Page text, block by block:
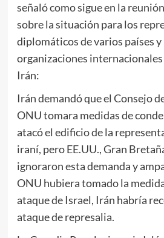
señaló como sigue en la
sobre la situación para los
diplomáticos de varios países y
organizaciones
Irán:
Irán demandó que el Consejo
ONU tomara medidas de
atacó el edificio de la
iraní, pero EE.UU., Gran
ignoraron esta demanda y
ONU hubiera tomado la
ataque de Israel, Irán habría
ataque de represalia.